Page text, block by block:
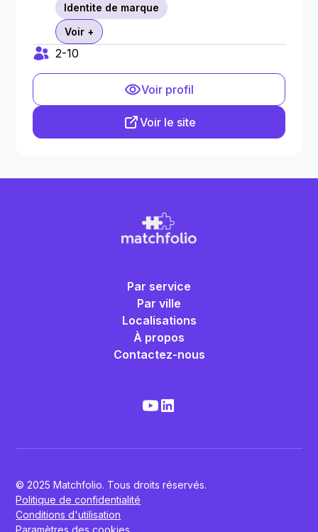
Identite de marque
Voir +
2-10
Voir profil
Voir le site
Par service
Par ville
Localisations
À propos
Contactez-nous
© 2025 Matchfolio. Tous droits réservés.
Politique de confidentialité
Conditions d'utilisation
Paramètres des cookies